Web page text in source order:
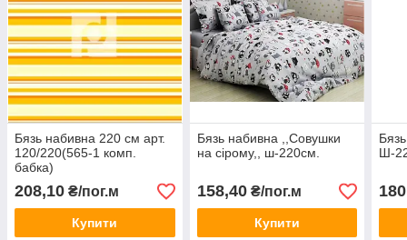
Бязь набивна 220 см арт.
120/220(565-1 комп.
бабка)
208,10 ₴/пог.м
Купити
Бязь набивна ,,Совушки
на сірому,, ш-220см.
158,40₴/пог.м
Купити
Ш-